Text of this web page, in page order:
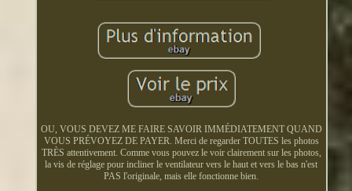
OU, VOUS DEVEZ ME FAIRE SAVOIR IMMÉDIATEMENT QUAND
VOUS PRÉVOYEZ DE PAYER. Merci de regarder TOUTES les photos
TRÈS attentivement. Comme vous pouvez le voir clairement sur les photos,
la vis de réglage pour incliner le ventilateur vers le haut et vers le bas n'est
PAS l'originale, mais elle fonctionne bien.